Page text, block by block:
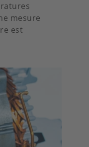
mesure
est